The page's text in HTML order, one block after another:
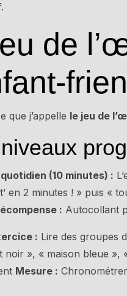
de
que j’appelle le jeu de
(10 minutes) :
en 2 minutes ! » puis «
: Autocollant
: Lire des groupes
noir », « maison bleue »,
Mesure :